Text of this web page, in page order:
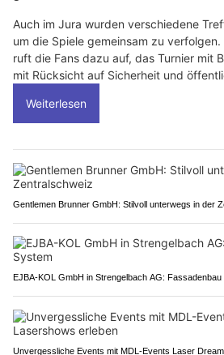
Auch im Jura wurden verschiedene
um die Spiele gemeinsam zu
ruft die Fans dazu auf, das Turnier mit
mit Rücksicht auf Sicherheit und
Weiterlesen
Gentlemen Brunner GmbH: Stilvoll unterwegs in der
EJBA-KOL GmbH in Strengelbach AG:
Unvergessliche Events mit MDL-Events Laser